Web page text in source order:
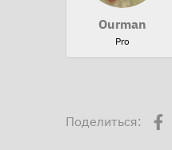
Ourman
Pro
Поделиться: